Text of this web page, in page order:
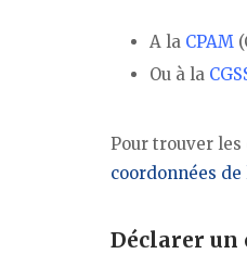
A la CPAM
Ou à la
Pour trouver les
coordonnées
Déclarer